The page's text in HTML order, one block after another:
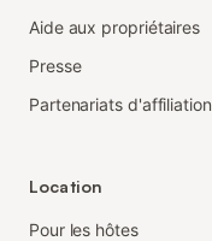
Aide aux propriétaires
Presse
Partenariats d'affiliation
Location
Pour les hôtes